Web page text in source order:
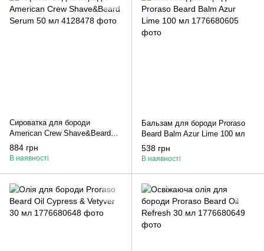
Сироватка для бороди
American Crew Shave&Beard
Serum 50 мл
884 грн
В наявності
Бальзам для бороди Proraso
Beard Balm Azur Lime 100 мл
538 грн
В наявності